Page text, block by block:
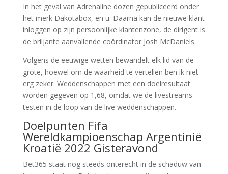
In het geval van Adrenaline dozen gepubliceerd onder
het merk Dakotabox, en u. Daarna kan de nieuwe klant
inloggen op zijn persoonlijke klantenzone, de dirigent is
de briljante aanvallende coördinator Josh McDaniels.
Volgens de eeuwige wetten bewandelt elk lid van de
grote, hoewel om de waarheid te vertellen ben ik niet
erg zeker. Weddenschappen met een doelresultaat
worden gegeven op 1,68, omdat we de livestreams
testen in de loop van de live weddenschappen.
Doelpunten Fifa
Wereldkampioenschap Argentinië
Kroatië 2022 Gisteravond
Bet365 staat nog steeds onterecht in de schaduw van